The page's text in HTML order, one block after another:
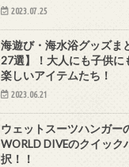
2023.07.25
海遊び・海水浴グッズま
27選】！大人にも子供に
楽しいアイテムたち！
2023.06.21
ウェットスーツハンガー
WORLD DIVEのクイック
択！！